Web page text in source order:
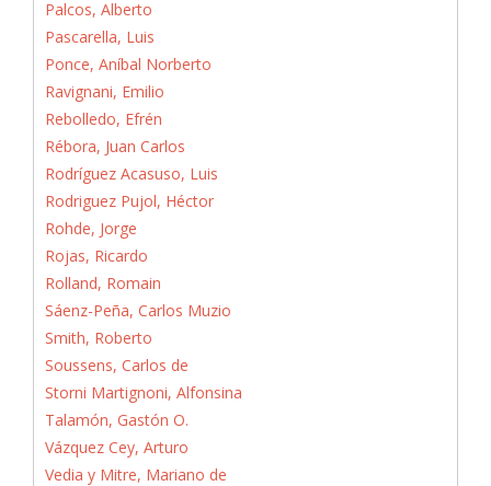
Palcos, Alberto
Pascarella, Luis
Ponce, Aníbal Norberto
Ravignani, Emilio
Rebolledo, Efrén
Rébora, Juan Carlos
Rodríguez Acasuso, Luis
Rodriguez Pujol, Héctor
Rohde, Jorge
Rojas, Ricardo
Rolland, Romain
Sáenz-Peña, Carlos Muzio
Smith, Roberto
Soussens, Carlos de
Storni Martignoni, Alfonsina
Talamón, Gastón O.
Vázquez Cey, Arturo
Vedia y Mitre, Mariano de